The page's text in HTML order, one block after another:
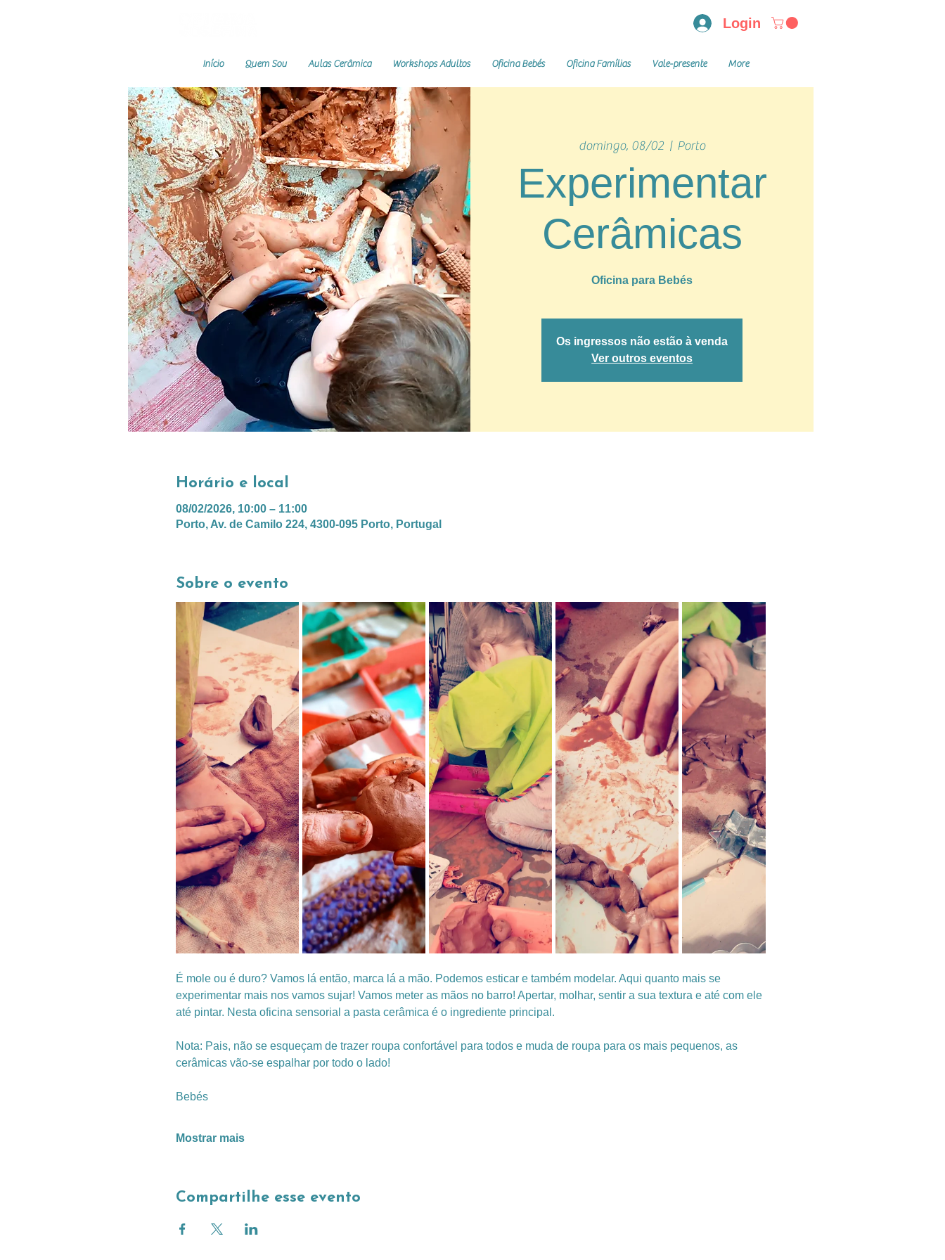
Login
Início Quem Sou Aulas Cerâmica Workshops Adultos Oficina Bebés Oficina Famílias Vale-presente More
domingo, 08/02
  |
Porto
Experimentar
Cerâmicas
Oficina para Bebés
Os ingressos não estão à venda
Ver outros eventos
Horário e local
08/02/2026, 10:00 – 11:00
Porto, Av. de Camilo 224, 4300-095 Porto, Portugal
Sobre o evento
É mole ou é duro? Vamos lá então, marca lá a mão. Podemos esticar e também modelar. Aqui quanto mais se
experimentar mais nos vamos sujar! Vamos meter as mãos no barro! Apertar, molhar, sentir a sua textura e até com ele
até pintar. Nesta oficina sensorial a pasta cerâmica é o ingrediente principal.
Nota: Pais, não se esqueçam de trazer roupa confortável para todos e muda de roupa para os mais pequenos, as
cerâmicas vão-se espalhar por todo o lado!
Bebés
Mostrar mais
Compartilhe esse evento